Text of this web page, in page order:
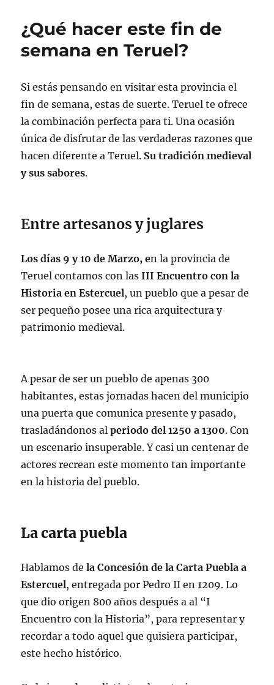
¿Qué hacer este fin de
semana en Teruel?
Si estás pensando en visitar esta provincia el
fin de semana, estas de suerte. Teruel te ofrece
la combinación perfecta para ti. Una ocasión
única de disfrutar de las verdaderas razones que
hacen diferente a Teruel. Su tradición medieval
y sus sabores.
Entre artesanos y juglares
Los días 9 y 10 de Marzo, en la provincia de
Teruel contamos con lasIII Encuentro con la
Historia en Estercuel, un pueblo que a pesar de
ser pequeño posee una rica arquitectura y
patrimonio medieval.
A pesar de ser un pueblo de apenas 300
habitantes, estas jornadas hacen del municipio
una puerta que comunica presente y pasado,
trasladándonos alperiodo del 1250 a 1300. Con
un escenario insuperable. Y casi un centenar de
actores recrean este momento tan importante
en la historia del pueblo.
La carta puebla
Hablamos dela Concesión de la Carta Puebla a
Estercuel, entregada por Pedro II en 1209. Lo
que dio origen 800 años después a al “I
Encuentro con la Historia”, para representar y
recordar a todo aquel que quisiera participar,
este hecho histórico.